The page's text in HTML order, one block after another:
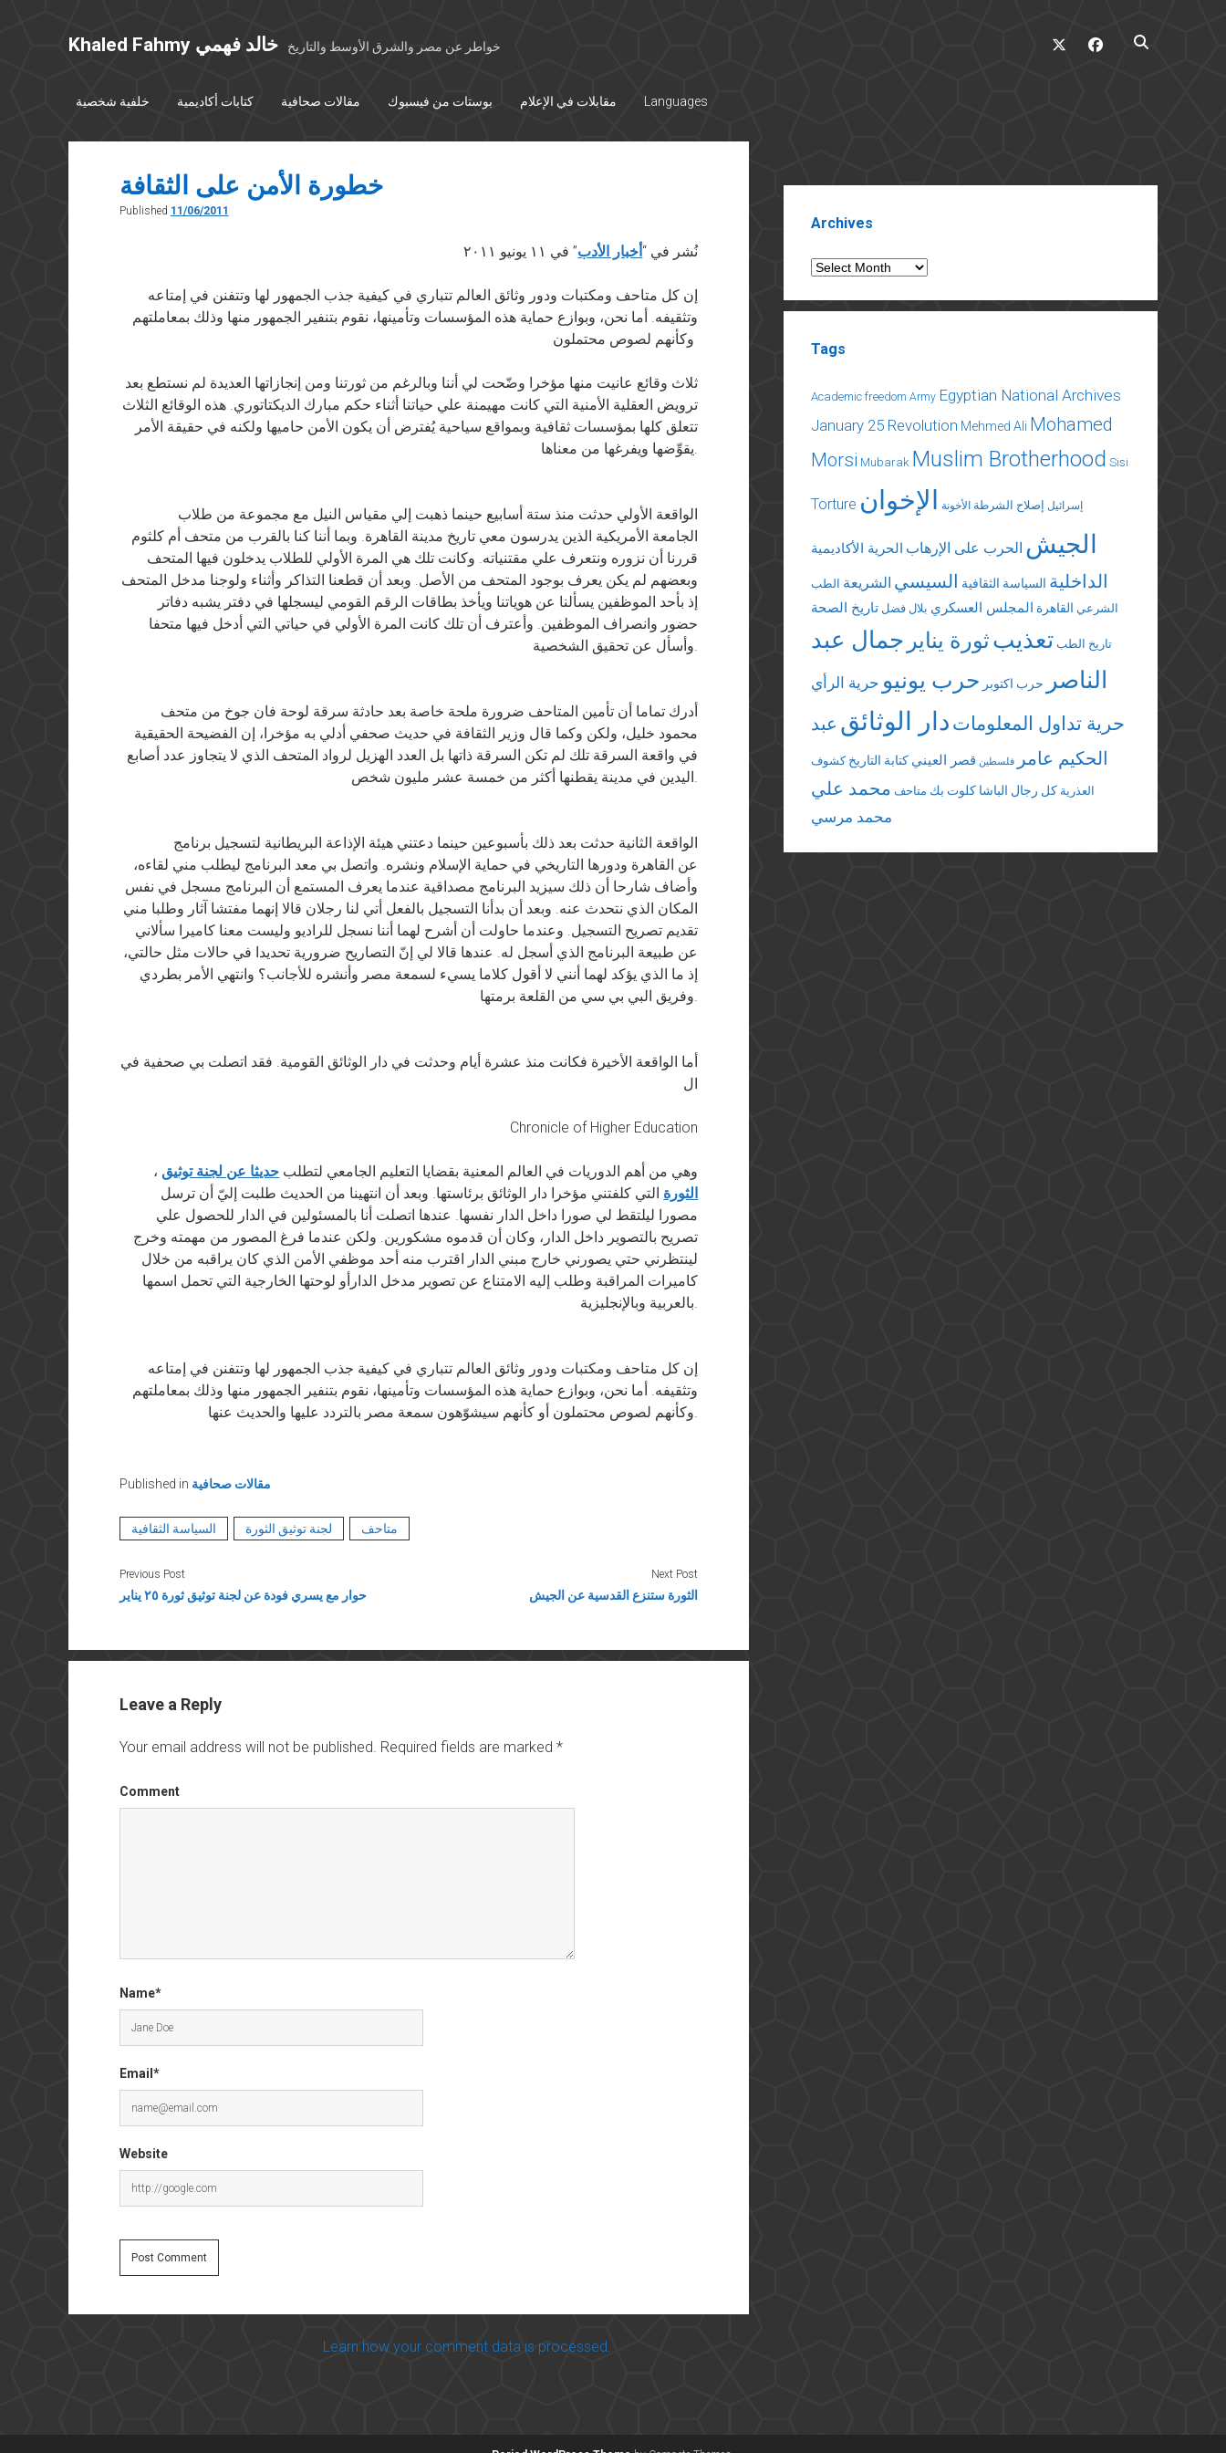
Khaled Fahmy خالد فهمي خواطر عن مصر والشرق الأوسط والتاريخ
twitter facebook
خلفية شخصية كتابات أكاديمية مقالات صحافية بوستات من فيسبوك مقابلات في الإعلام Languages
خطورة الأمن على الثقافة
Published 11/06/2011
نُشر في “أخبار الأدب” في ١١ يونيو ٢٠١١
إن كل متاحف ومكتبات ودور وثائق العالم تتباري في كيفية جذب الجمهور لها وتتفنن في إمتاعه
وتثقيفه. أما نحن، وبوازع حماية هذه المؤسسات وتأمينها، نقوم بتنفير الجمهور منها وذلك بمعاملتهم
ثلاث وقائع عانيت منها مؤخرا وضّحت لي أننا وبالرغم من ثورتنا ومن إنجازاتها العديدة لم نستطع بعد
ترويض العقلية الأمنية التي كانت مهيمنة علي حياتنا أثناء حكم مبارك الديكتاتوري. هذه الوقائع الثلاث
تتعلق كلها بمؤسسات ثقافية وبمواقع سياحية يُفترض أن يكون الأمن حاميها ولكنه في حقيقة الأمر
يقوِّضها ويفرغها من معناها.
الواقعة الأولي حدثت منذ ستة أسابيع حينما ذهبت إلي مقياس النيل مع مجموعة من طلاب
الجامعة الأمريكية الذين يدرسون معي تاريخ مدينة القاهرة. وبما أننا كنا بالقرب من متحف أم كلثوم
قررنا أن نزوره ونتعرف علي مقتنياته. وكانت تلك هي المرة الأولي للطلاب يدخلون فيها المتحف
وبعضهم لم يكن يعرف بوجود المتحف من الأصل. وبعد أن قطعنا التذاكر وأثناء ولوجنا مدخل المتحف
إذ بأحد الموظفين يسألنا عن هوياتنا ويأخذ بطاقات الرقم القومي ليسجلها في دفتر يشبه دفاتر
حضور وانصراف الموظفين. وأعترف أن تلك كانت المرة الأولي في حياتي التي أدخل فيها متحفا
وأسأل عن تحقيق الشخصية.
أدرك تماما أن تأمين المتاحف ضرورة ملحة خاصة بعد حادثة سرقة لوحة فان جوخ من متحف
محمود خليل، ولكن وكما قال وزير الثقافة في حديث صحفي أدلي به مؤخرا، إن الفضيحة الحقيقية
في واقعة السرقة تلك لم تكن السرقة ذاتها بل العدد الهزيل لرواد المتحف الذي لا يتجاوز عدد أصابع
اليدين في مدينة يقطنها أكثر من خمسة عشر مليون شخص.
الواقعة الثانية حدثت بعد ذلك بأسبوعين حينما دعتني هيئة الإذاعة البريطانية لتسجيل برنامج
عن القاهرة ودورها التاريخي في حماية الإسلام ونشره. واتصل بي معد البرنامج ليطلب مني لقاءه،
وأضاف شارحا أن ذلك سيزيد البرنامج مصداقية عندما يعرف المستمع أن البرنامج مسجل في نفس
المكان الذي نتحدث عنه. وبعد أن بدأنا التسجيل بالفعل أتي لنا رجلان قالا إنهما مفتشا آثار وطلبا مني
تقديم تصريح التسجيل. وعندما حاولت أن أشرح لهما أننا نسجل للراديو وليست معنا كاميرا سألاني
عن طبيعة البرنامج الذي أسجل له. عندها قالا لي إنّ التصاريح ضرورية تحديدا في حالات مثل حالتي،
إذ ما الذي يؤكد لهما أنني لا أقول كلاما يسيء لسمعة مصر وأنشره للأجانب؟ وانتهي الأمر بطردي
وفريق البي بي سي من القلعة برمتها.
أما الواقعة الأخيرة فكانت منذ عشرة أيام وحدثت في دار الوثائق القومية. فقد اتصلت بي صحفية في
ال
Chronicle of Higher Education
، وهي من أهم الدوريات في العالم المعنية بقضايا التعليم الجامعي لتطلب حديثا عن لجنة توثيق
الثورة التي كلفتني مؤخرا دار الوثائق برئاستها. وبعد أن انتهينا من الحديث طلبت إليّ أن ترسل
مصورا ليلتقط لي صورا داخل الدار نفسها. عندها اتصلت أنا بالمسئولين في الدار للحصول علي
تصريح بالتصوير داخل الدار، وكان أن قدموه مشكورين. ولكن عندما فرغ المصور من مهمته وخرج
لينتظرني حتي يصورني خارج مبني الدار اقترب منه أحد موظفي الأمن الذي كان يراقبه من خلال
كاميرات المراقبة وطلب إليه الامتناع عن تصوير مدخل الدارأو لوحتها الخارجية التي تحمل اسمها
بالعربية وبالإنجليزية.
إن كل متاحف ومكتبات ودور وثائق العالم تتباري في كيفية جذب الجمهور لها وتتفنن في إمتاعه
وتثقيفه. أما نحن، وبوازع حماية هذه المؤسسات وتأمينها، نقوم بتنفير الجمهور منها وذلك بمعاملتهم
وكأنهم لصوص محتملون أو كأنهم سيشوّهون سمعة مصر بالتردد عليها والحديث عنها.
Published in مقالات صحافية
السياسة الثقافية لجنة توثيق الثورة متاحف
Previous Post
حوار مع يسري فودة عن لجنة توثيق ثورة ٢٥ يناير
Next Post
الثورة ستنزع القدسية عن الجيش
Leave a Reply
Your email address will not be published. Required fields are marked *
Comment
Name*
Email*
Website
Learn how your comment data is processed.
Archives
Archives
Tags
Academic freedom Army Egyptian National Archives
January 25 Revolution Mehmed Ali Mohamed
Morsi Mubarak Muslim Brotherhood Sisi
Torture إسرائيل إصلاح الشرطة الأخونة الإخوان
الجيش الحرب على الإرهاب الحرية الأكاديمية
الداخلية السياسة الثقافية السيسي الشريعة الطب
الشرعي القاهرة المجلس العسكري بلال فضل تاريخ الصحة
تاريخ الطب تعذيبثورة يناير جمال عبد
الناصر
حرب اكتوبر حرب يونيو حرية الرأي
حرية تداول المعلومات دار الوثائق عبد
الحكيم عامر
فلسطين قصر العيني كتابة التاريخ كشوف
العذرية كل رجال الباشا كلوت بك متاحف محمد علي
محمد مرسي